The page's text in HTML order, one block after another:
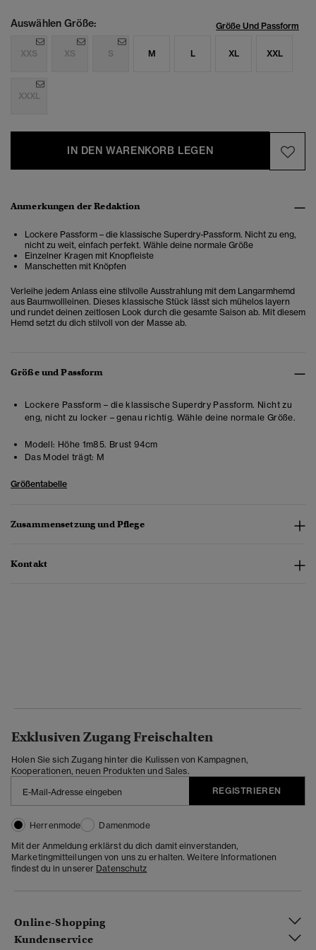
Auswählen Größe: Größe Und Passform
XXS XS S M L XL XXL
XXXL
IN DEN WARENKORB LEGEN
Anmerkungen der Redaktion
Lockere Passform – die klassische Superdry-Passform. Nicht zu eng,
nicht zu weit, einfach perfekt. Wähle deine normale Größe
Einzelner Kragen mit Knopfleiste
Manschetten mit Knöpfen
Verleihe jedem Anlass eine stilvolle Ausstrahlung mit dem Langarmhemd
aus Baumwollleinen. Dieses klassische Stück lässt sich mühelos layern
und rundet deinen zeitlosen Look durch die gesamte Saison ab. Mit diesem
Hemd setzt du dich stilvoll von der Masse ab.
Größe und Passform
Lockere Passform – die klassische Superdry Passform. Nicht zu
eng, nicht zu locker – genau richtig. Wähle deine normale Größe.
Modell: Höhe 1m85. Brust 94cm
Das Model trägt: M
Größentabelle
Zusammensetzung und Pflege
Kontakt
Exklusiven Zugang Freischalten
Holen Sie sich Zugang hinter die Kulissen von Kampagnen,
Kooperationen, neuen Produkten und Sales.
REGISTRIEREN
Herrenmode
Damenmode
Mit der Anmeldung erklärst du dich damit einverstanden,
Marketingmitteilungen von uns zu erhalten. Weitere Informationen
findest du in unserer Datenschutz
Online-Shopping
Kundenservice